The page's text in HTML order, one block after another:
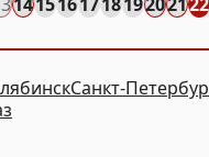
Санкт-